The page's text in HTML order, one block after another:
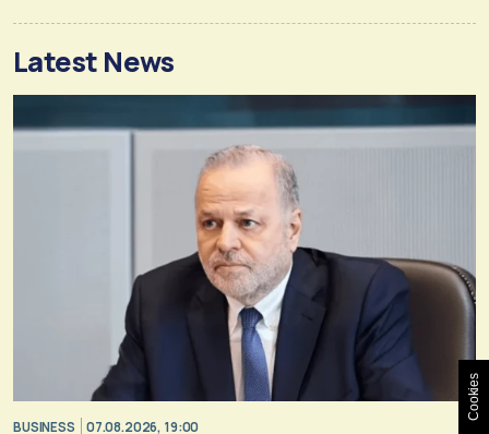
Latest News
BUSINESS 07.08.2026, 19:00
Cookies